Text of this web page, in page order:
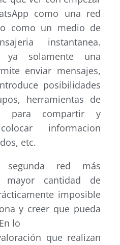
como una red
como un medio de
instantanea.
solamente una
enviar mensajes,
posibilidades
herramientas de
para compartir y
informacion
etc.
red más
cantidad de
imposible
y creer que pueda
lo
que realizan